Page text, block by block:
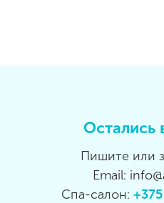
Остались
Пишите или
Email:
Спа-салон: